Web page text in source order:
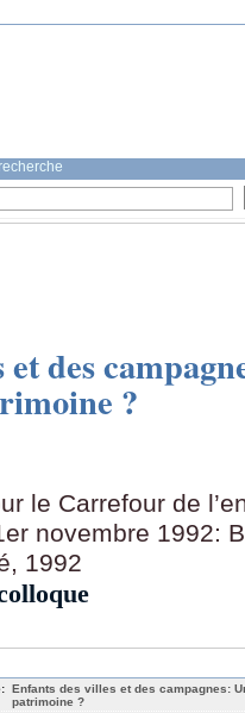
des
?
le Carrefour de
novembre 1992:
1992
Enfants des villes et des campagnes:
patrimoine ?